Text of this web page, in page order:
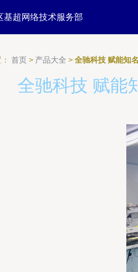
基超网络技术服务部
首页 > 产品大全 > 全驰科技 赋能知
全驰科技 赋能